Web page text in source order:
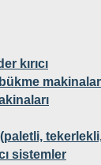
kırıcı
sistemler